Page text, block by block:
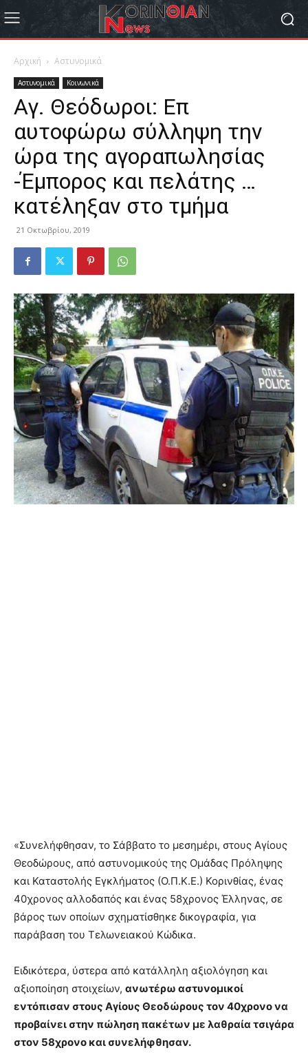
Αρχική Αστυνομικά
Αστυνομικά Κοινωνικά
Αγ. Θεόδωροι: Επ
αυτοφώρω σύλληψη την
ώρα της αγοραπωλησίας
-Έμπορος και πελάτης …
κατέληξαν στο τμήμα
21 Οκτωβρίου, 2019
«Συνελήφθησαν, το Σάββατο το μεσημέρι, στους Αγίους
Θεοδώρους, από αστυνομικούς της Ομάδας Πρόληψης
και Καταστολής Εγκλήματος (Ο.Π.Κ.Ε.) Κορινθίας, ένας
40χρονος αλλοδαπός και ένας 58χρονος Έλληνας, σε
βάρος των οποίων σχηματίσθηκε δικογραφία, για
παράβαση του Τελωνειακού Κώδικα.
Ειδικότερα, ύστερα από κατάλληλη αξιολόγηση και
αξιοποίηση στοιχείων, ανωτέρω αστυνομικοί
εντόπισαν στους Αγίους Θεοδώρους τον 40χρονο να
προβαίνει στην πώληση πακέτων με λαθραία τσιγάρα
στον 58χρονο και συνελήφθησαν.